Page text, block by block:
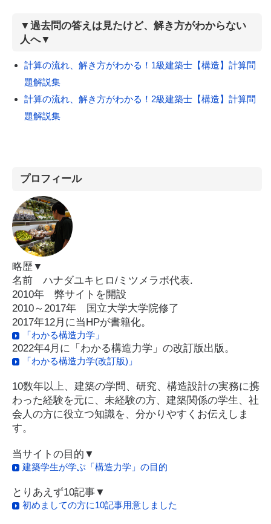
▼過去問の答えは見たけど、解き方がわからない
人へ▼
計算の流れ、解き方がわかる！1級建築士【構造】計算問
題解説集
計算の流れ、解き方がわかる！2級建築士【構造】計算問
題解説集
プロフィール
略歴▼
名前 ハナダユキヒロ/ミツメラボ代表.
2010年 弊サイトを開設
2010～2017年 国立大学大学院修了
2017年12月に当HPが書籍化。
「わかる構造力学」
2022年4月に「わかる構造力学」の改訂版出版。
「わかる構造力学(改訂版)」
10数年以上、建築の学問、研究、構造設計の実務に携
わった経験を元に、未経験の方、建築関係の学生、社
会人の方に役立つ知識を、分かりやすくお伝えしま
す。
当サイトの目的▼
建築学生が学ぶ「構造力学」の目的
とりあえず10記事▼
初めましての方に10記事用意しました